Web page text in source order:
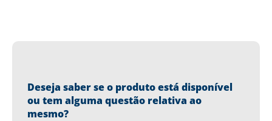
Deseja saber se o produto está disponível
ou tem alguma questão relativa ao
mesmo?